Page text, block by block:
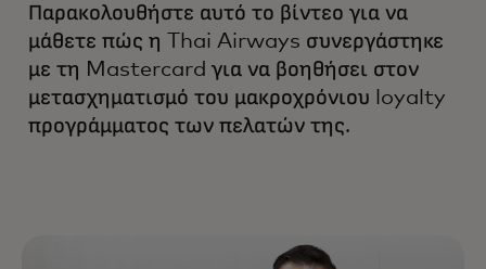
βελτιώνοντας κάθε αλληλεπίδραση
Παρακολουθήστε αυτό το βίντεο για να
μάθετε πώς η Thai Airways συνεργάστηκε
με τη Mastercard για να βοηθήσει στον
μετασχηματισμό του μακροχρόνιου loyalty
προγράμματος των πελατών της.